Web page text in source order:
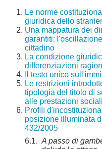
Le norme
giuridica dello
Una mappatura dei
garantiti:
cittadino
La condizione
differenziazioni
Il testo unico
Le restrizioni
tipologia del titolo di
alle prestazioni sociali
Profili
posizione illuminata
432/2005
6.1. A passo di